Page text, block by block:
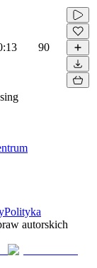
90
Polityka
autorskich